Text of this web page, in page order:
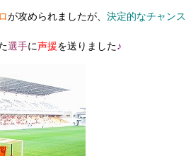
が攻められましたが、 決定的なチャンス
選手に声援を送りました♪